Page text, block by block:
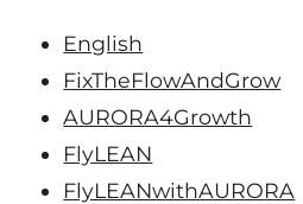
English
FixTheFlowAndGrow
AURORA4Growth
FlyLEAN
FlyLEANwithAURORA